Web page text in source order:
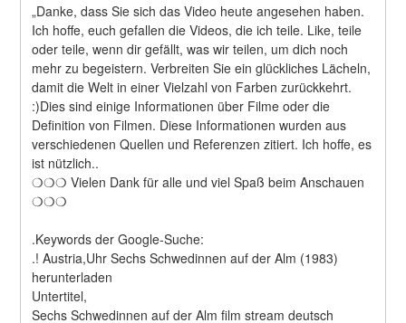
„Danke, dass Sie sich das Video heute angesehen haben.
Ich hoffe, euch gefallen die Videos, die ich teile. Like, teile
oder teile, wenn dir gefällt, was wir teilen, um dich noch
mehr zu begeistern. Verbreiten Sie ein glückliches Lächeln,
damit die Welt in einer Vielzahl von Farben zurückkehrt.
:)Dies sind einige Informationen über Filme oder die
Definition von Filmen. Diese Informationen wurden aus
verschiedenen Quellen und Referenzen zitiert. Ich hoffe, es
ist nützlich..
❍❍❍ Vielen Dank für alle und viel Spaß beim Anschauen
❍❍❍
.Keywords der Google-Suche:
.! Austria,Uhr Sechs Schwedinnen auf der Alm (1983)
herunterladen
Untertitel,
Sechs Schwedinnen auf der Alm film stream deutsch